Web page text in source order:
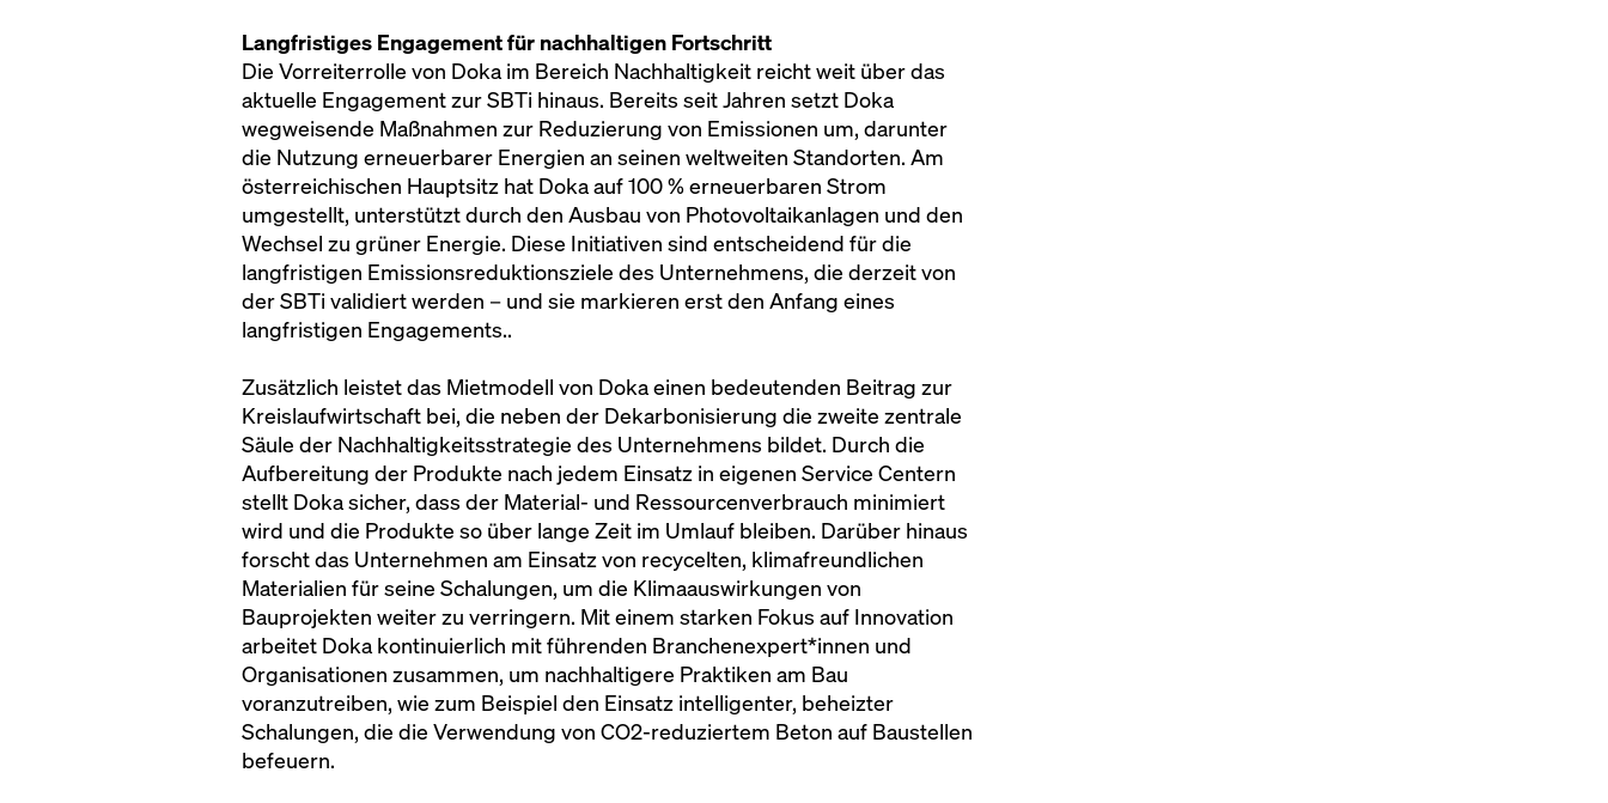
Langfristiges Engagement für nachhaltigen Fortschritt
Die Vorreiterrolle von Doka im Bereich Nachhaltigkeit reicht weit über das
aktuelle Engagement zur SBTi hinaus. Bereits seit Jahren setzt Doka
wegweisende Maßnahmen zur Reduzierung von Emissionen um, darunter
die Nutzung erneuerbarer Energien an seinen weltweiten Standorten. Am
österreichischen Hauptsitz hat Doka auf 100 % erneuerbaren Strom
umgestellt, unterstützt durch den Ausbau von Photovoltaikanlagen und den
Wechsel zu grüner Energie. Diese Initiativen sind entscheidend für die
langfristigen Emissionsreduktionsziele des Unternehmens, die derzeit von
der SBTi validiert werden – und sie markieren erst den Anfang eines
langfristigen Engagements..
Zusätzlich leistet das Mietmodell von Doka einen bedeutenden Beitrag zur
Kreislaufwirtschaft bei, die neben der Dekarbonisierung die zweite zentrale
Säule der Nachhaltigkeitsstrategie des Unternehmens bildet. Durch die
Aufbereitung der Produkte nach jedem Einsatz in eigenen Service Centern
stellt Doka sicher, dass der Material- und Ressourcenverbrauch minimiert
wird und die Produkte so über lange Zeit im Umlauf bleiben. Darüber hinaus
forscht das Unternehmen am Einsatz von recycelten, klimafreundlichen
Materialien für seine Schalungen, um die Klimaauswirkungen von
Bauprojekten weiter zu verringern. Mit einem starken Fokus auf Innovation
arbeitet Doka kontinuierlich mit führenden Branchenexpert*innen und
Organisationen zusammen, um nachhaltigere Praktiken am Bau
voranzutreiben, wie zum Beispiel den Einsatz intelligenter, beheizter
Schalungen, die die Verwendung von CO2-reduziertem Beton auf Baustellen
befeuern.